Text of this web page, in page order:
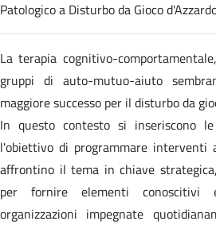
Patologico a Disturbo da Gioco
La terapia cognitivo-
gruppi di auto-mutuo-aiuto
maggiore successo per il disturbo da
In questo contesto si inseriscono
l'obiettivo di programmare interventi
affrontino il tema in chiave
per fornire elementi
organizzazioni impegnate